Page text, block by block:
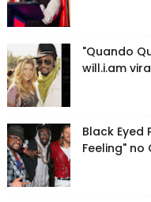
"Quando
will.i.am
Black Eyed
Feeling" no